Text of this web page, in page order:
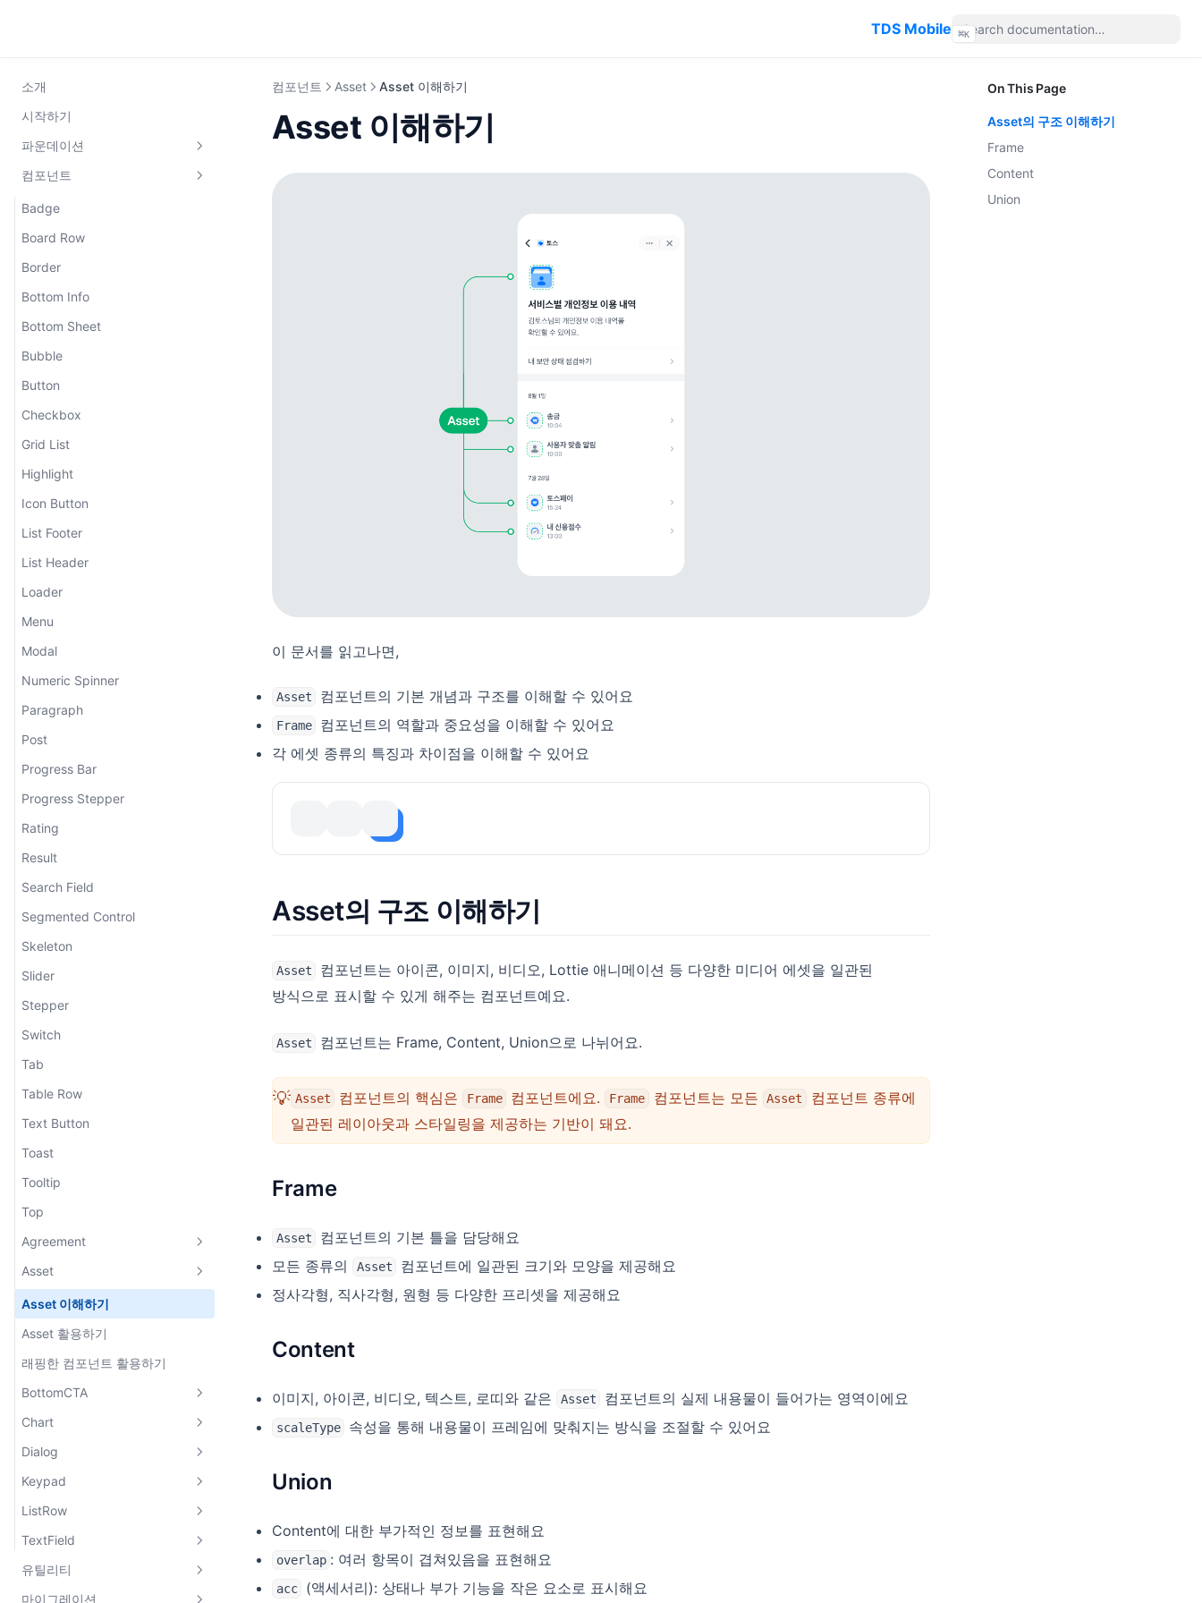
TDS Mobile ⌘K
소개
시작하기
파운데이션
Colors
Typography
컴포넌트
Badge
Board Row
Border
Bottom Info
Bottom Sheet
Bubble
Button
Checkbox
Grid List
Highlight
Icon Button
List Footer
List Header
Loader
Menu
Modal
Numeric Spinner
Paragraph
Post
Progress Bar
Progress Stepper
Rating
Result
Search Field
Segmented Control
Skeleton
Slider
Stepper
Switch
Tab
Table Row
Text Button
Toast
Tooltip
Top
Agreement
V3
V4
Asset
Asset 이해하기
Asset 활용하기
래핑한 컴포넌트 활용하기
BottomCTA
BottomCTA 이해하기
Single
Double
FixedBottomCTA
Chart
Bar Chart
Dialog
Dialog 이해하기
AlertDialog
ConfirmDialog
Keypad
Alphabet Keypad
Full Secure Keypad
Number Keypad
ListRow
ListRow 이해하기
ListRow 영역 구성하기
TextField
TextField
유틸리티
마이그레이션
On This Page
Asset의 구조 이해하기
Frame
Content
Union
컴포넌트 Asset Asset 이해하기
Asset 이해하기
이 문서를 읽고나면,
Asset 컴포넌트의 기본 개념과 구조를 이해할 수 있어요
Frame
컴포넌트의 역할과 중요성을 이해할 수 있어요
각 에셋 종류의 특징과 차이점을 이해할 수 있어요
Asset의 구조 이해하기
Asset
컴포넌트는 아이콘, 이미지, 비디오, Lottie 애니메이션 등 다양한 미디어 에셋을 일관된
방식으로 표시할 수 있게 해주는 컴포넌트예요.
Asset 컴포넌트는 Frame, Content, Union으로 나뉘어요.
💡 Asset 컴포넌트의 핵심은 Frame 컴포넌트에요. Frame 컴포넌트는 모든 Asset
컴포넌트 종류에
일관된 레이아웃과 스타일링을 제공하는 기반이 돼요.
Frame
Asset
컴포넌트의 기본 틀을 담당해요
모든 종류의
Asset
컴포넌트에 일관된 크기와 모양을 제공해요
정사각형, 직사각형, 원형 등 다양한 프리셋을 제공해요
Content
이미지, 아이콘, 비디오, 텍스트, 로띠와 같은 Asset 컴포넌트의 실제 내용물이 들어가는 영역이에요
scaleType 속성을 통해 내용물이 프레임에 맞춰지는 방식을 조절할 수 있어요
Union
Content에 대한 부가적인 정보를 표현해요
overlap : 여러 항목이 겹쳐있음을 표현해요
acc (액세서리): 상태나 부가 기능을 작은 요소로 표시해요